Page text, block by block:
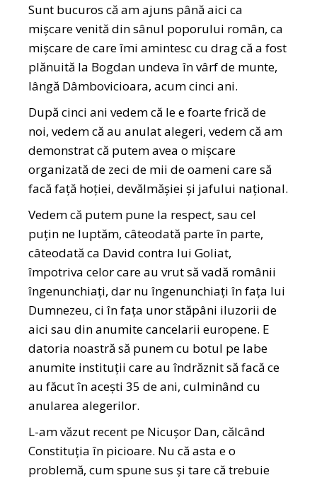
Sunt bucuros că am ajuns până aici ca
mișcare venită din sânul poporului român, ca
mișcare de care îmi amintesc cu drag că a fost
plănuită la Bogdan undeva în vârf de munte,
lângă Dâmbovicioara, acum cinci ani.
După cinci ani vedem că le e foarte frică de
noi, vedem că au anulat alegeri, vedem că am
demonstrat că putem avea o mișcare
organizată de zeci de mii de oameni care să
facă față hoției, devălmășiei și jafului național.
Vedem că putem pune la respect, sau cel
puțin ne luptăm, câteodată parte în parte,
câteodată ca David contra lui Goliat,
împotriva celor care au vrut să vadă românii
îngenunchiați, dar nu îngenunchiați în fața lui
Dumnezeu, ci în fața unor stăpâni iluzorii de
aici sau din anumite cancelarii europene. E
datoria noastră să punem cu botul pe labe
anumite instituții care au îndrăznit să facă ce
au făcut în acești 35 de ani, culminând cu
anularea alegerilor.
L-am văzut recent pe Nicușor Dan, călcând
Constituția în picioare. Nu că asta e o
problemă, cum spune sus și tare că trebuie